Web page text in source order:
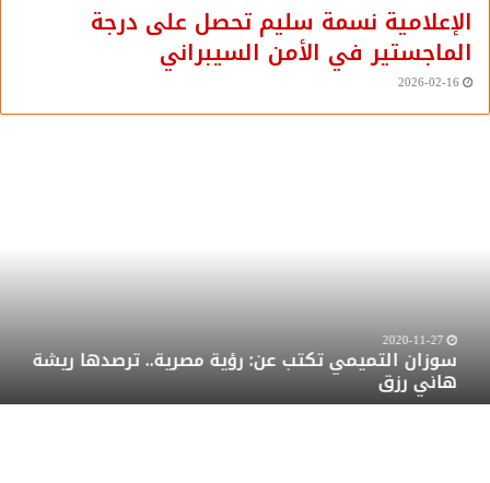
الإعلامية نسمة سليم تحصل على درجة
الماجستير في الأمن السيبراني
2026-02-16
2020-11-27
سوزان التميمي تكتب عن: رؤية مصرية.. ترصدها ريشة
هاني رزق